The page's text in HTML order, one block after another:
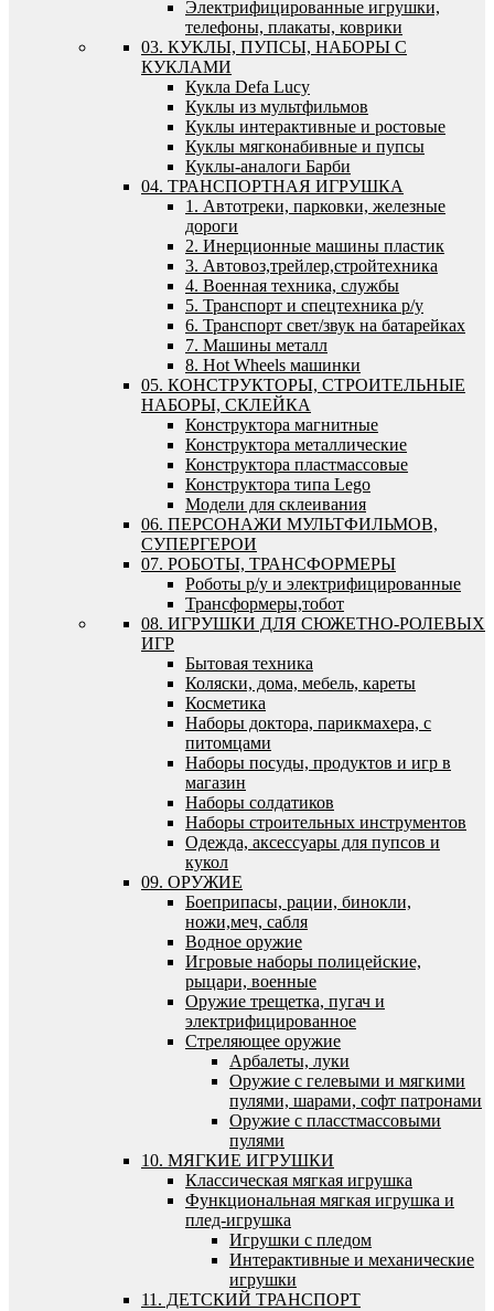
Электрифицированные игрушки,
телефоны, плакаты, коврики
03. КУКЛЫ, ПУПСЫ, НАБОРЫ С
КУКЛАМИ
Кукла Defa Lucy
Куклы из мультфильмов
Куклы интерактивные и ростовые
Куклы мягконабивные и пупсы
Куклы-аналоги Барби
04. ТРАНСПОРТНАЯ ИГРУШКА
1. Автотреки, парковки, железные
дороги
2. Инерционные машины пластик
3. Автовоз,трейлер,стройтехника
4. Военная техника, службы
5. Транспорт и спецтехника р/у
6. Транспорт свет/звук на батарейках
7. Машины металл
8. Hot Wheels машинки
05. КОНСТРУКТОРЫ, СТРОИТЕЛЬНЫЕ
НАБОРЫ, СКЛЕЙКА
Конструктора магнитные
Конструктора металлические
Конструктора пластмассовые
Конструктора типа Lego
Модели для склеивания
06. ПЕРСОНАЖИ МУЛЬТФИЛЬМОВ,
СУПЕРГЕРОИ
07. РОБОТЫ, ТРАНСФОРМЕРЫ
Роботы р/у и электрифицированные
Трансформеры,тобот
08. ИГРУШКИ ДЛЯ СЮЖЕТНО-РОЛЕВЫХ
ИГР
Бытовая техника
Коляски, дома, мебель, кареты
Косметика
Наборы доктора, парикмахера, с
питомцами
Наборы посуды, продуктов и игр в
магазин
Наборы солдатиков
Наборы строительных инструментов
Одежда, аксессуары для пупсов и
кукол
09. ОРУЖИЕ
Боеприпасы, рации, бинокли,
ножи,меч, сабля
Водное оружие
Игровые наборы полицейские,
рыцари, военные
Оружие трещетка, пугач и
электрифицированное
Стреляющее оружие
Арбалеты, луки
Оружие с гелевыми и мягкими
пулями, шарами, софт патронами
Оружие с пласстмассовыми
пулями
10. МЯГКИЕ ИГРУШКИ
Классическая мягкая игрушка
Функциональная мягкая игрушка и
плед-игрушка
Игрушки с пледом
Интерактивные и механические
игрушки
11. ДЕТСКИЙ ТРАНСПОРТ